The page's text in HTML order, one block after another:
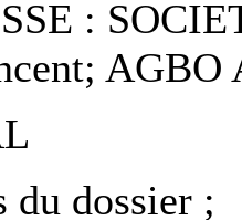
:
AGBO
du dossier ;